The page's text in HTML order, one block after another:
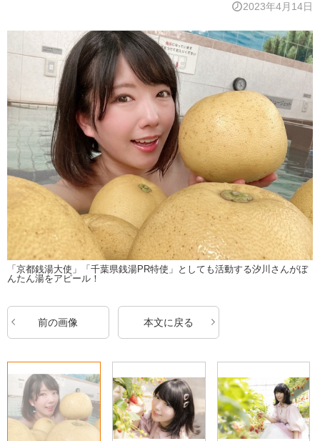
2023年4月14日
「京都銭湯大使」「千葉県銭湯PR特使」としても活動する汐川さんがぼ
んたん湯をアピール！
前の画像 本文に戻る